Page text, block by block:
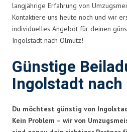
langjährige Erfahrung von
Kontaktiere uns heute noch und wir
individuelles Angebot für deinen
Ingolstadt nach Olmütz!
Günstige
Ingolstadt nach
Du möchtest günstig von
Kein Problem – wir von